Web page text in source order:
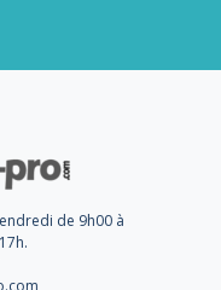
de 9h00 à